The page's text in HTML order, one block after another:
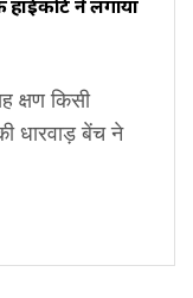
ने लगाया
क्षण किसी
धारवाड़ बेंच ने